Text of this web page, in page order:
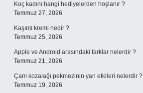
Koç kadını hangi hediyelerden hoşlanır ?
Temmuz 27, 2026
Kaşıntı kremi nedir ?
Temmuz 25, 2026
Apple ve Android arasındaki farklar nelerdir ?
Temmuz 21, 2026
Çam kozalağı pekmezinin yan etkileri nelerdir ?
Temmuz 19, 2026